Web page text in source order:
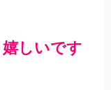
しいです